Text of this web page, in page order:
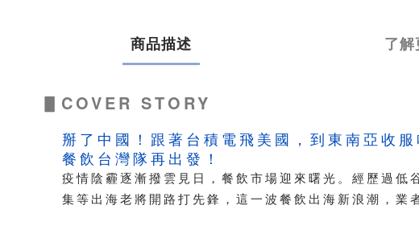
商品描述 了解
▋COVER STORY
掰了中國！跟著台積電飛美國，到東南亞收
餐飲台灣隊再出發！
疫情陰霾逐漸撥雲見日，餐飲市場迎來曙光。經歷過
集等出海老將開路打先鋒，這一波餐飲出海新浪潮，業